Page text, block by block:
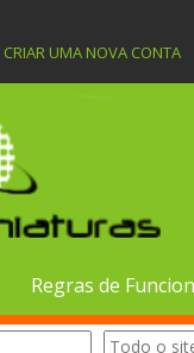
CRIAR UMA NOVA CONTA
Regras de